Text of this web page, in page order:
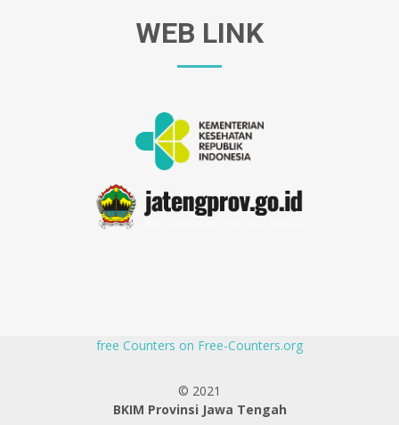
WEB LINK
free Counters on Free-Counters.org
© 2021
BKIM Provinsi Jawa Tengah